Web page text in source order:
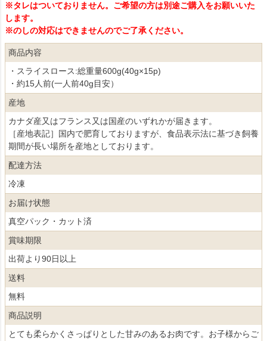
※タレはついておりません。ご希望の方は別途ご購入をお願いいた
します。
※のしの対応はできませんのでご了承ください。
商品内容
・スライスロース:総重量600g(40g×15p)
・約15人前(一人前40g目安）
産地
カナダ産又はフランス又は国産のいずれかが届きます。
［産地表記］国内で肥育しておりますが、食品表示法に基づき飼養
期間が長い場所を産地としております。
配達方法
冷凍
お届け状態
真空パック・カット済
賞味期限
出荷より90日以上
送料
無料
商品説明
とても柔らかくさっぱりとした甘みのあるお肉です。お子様からご